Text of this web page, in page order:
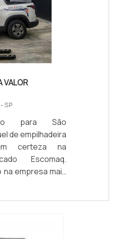
VALOR
SP
para São
de empilhadeira
certeza na
Escomaq.
empresa mais
descobrindo a
preço justo em
no segmento.